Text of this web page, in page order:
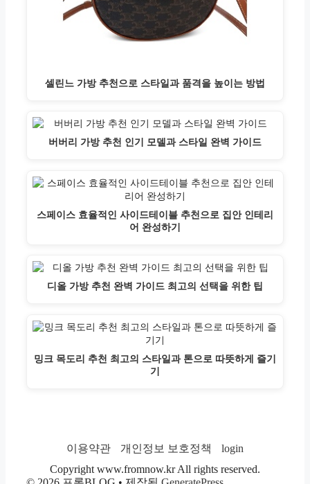
셀린느 가방 추천으로 스타일과 품격을 높이는 방법
버버리 가방 추천 인기 모델과 스타일 완벽 가이드
스페이스 효율적인 사이드테이블 추천으로 집안 인테리
어 완성하기
디올 가방 추천 완벽 가이드 최고의 선택을 위한 팁
밍크 목도리 추천 최고의 스타일과 톤으로 따뜻하게 즐기
기
이용약관 개인정보 보호정책
login
Copyright www.fromnow.kr All rights reserved.